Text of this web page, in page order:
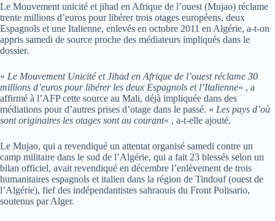
Le Mouvement unicité et jihad en Afrique de l’ouest (Mujao) réclame
trente millions d’euros pour libérer trois otages européens, deux
Espagnols et une Italienne, enlevés en octobre 2011 en Algérie, a-t-on
appris samedi de source proche des médiateurs impliqués dans le
dossier.
« Le Mouvement Unicité et Jihad en Afrique de l’ouest réclame 30
millions d’euros pour libérer les deux Espagnols et l’Italienne« , a
affirmé à l’AFP cette source au Mali, déjà impliquée dans des
médiations pour d’autres prises d’otage dans le passé. « Les pays d’où
sont originaires les otages sont au courant« , a-t-elle ajouté.
Le Mujao, qui a revendiqué un attentat organisé samedi contre un
camp militaire dans le sud de l’Algérie, qui a fait 23 blessés selon un
bilan officiel, avait revendiqué en décembre l’enlèvement de trois
humanitaires espagnols et italien dans la région de Tindouf (ouest de
l’Algérie), fief des indépendantistes sahraouis du Front Polisario,
soutenus par Alger.